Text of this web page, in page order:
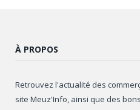
À PROPOS
Retrouvez l'actualité des
site Meuz'Info, ainsi que des